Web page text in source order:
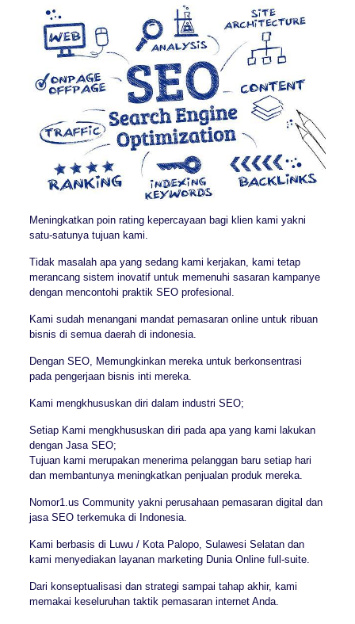
Meningkatkan poin rating kepercayaan bagi klien kami yakni
satu-satunya tujuan kami.
Tidak masalah apa yang sedang kami kerjakan, kami tetap
merancang sistem inovatif untuk memenuhi sasaran kampanye
dengan mencontohi praktik SEO profesional.
Kami sudah menangani mandat pemasaran online untuk ribuan
bisnis di semua daerah di indonesia.
Dengan SEO, Memungkinkan mereka untuk berkonsentrasi
pada pengerjaan bisnis inti mereka.
Kami mengkhususkan diri dalam industri SEO;
Setiap Kami mengkhususkan diri pada apa yang kami lakukan
dengan Jasa SEO;
Tujuan kami merupakan menerima pelanggan baru setiap hari
dan membantunya meningkatkan penjualan produk mereka.
Nomor1.us Community yakni perusahaan pemasaran digital dan
jasa SEO terkemuka di Indonesia.
Kami berbasis di Luwu / Kota Palopo, Sulawesi Selatan dan
kami menyediakan layanan marketing Dunia Online full-suite.
Dari konseptualisasi dan strategi sampai tahap akhir, kami
memakai keseluruhan taktik pemasaran internet Anda.